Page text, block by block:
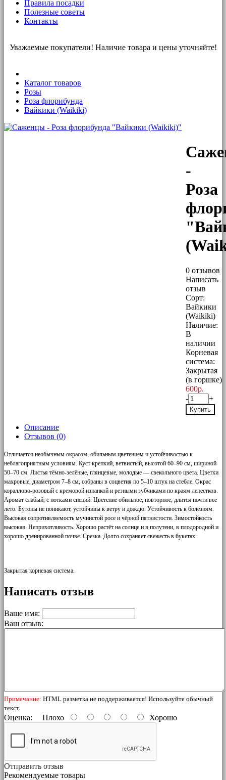
Правила посадки
Полезные советы
Контакты
Уважаемые покупатели! Наличие товара и цены уточняйте!
Каталог товаров
Розы
Роза флорибунда
Вайкики (Waikiki)
-
Роза
0 отзывов
Написать
отзыв
Сорт:
Вайкики
(Waikiki)
Наличие:
В
наличии
Корневая
система:
Закрытая
(в горшке)
600р.
-
+
Купить
Описание
Отзывов (0)
Отличается необычным окрасом, обильным цветением и устойчивостью к
неблагоприятным условиям. Куст крепкий, ветвистый, высотой 60–90 см, шириной
50–70 см. Листья тёмно-зелёные, глянцевые, молодые — свекольного цвета. Цветки
махровые, диаметром 7–8 см, собраны в соцветия по 5–10 штук на стебле. Окрас
кораллово-розовый с кремовой изнанкой и резными зубчиками по краям лепестков.
Аромат слабый, с нотками специй. Цветение обильное, повторное, длится почти всё
лето. Бутоны не поникают, устойчивы к ветру и дождю. Устойчивость к болезням.
Высокая сопротивляемость мучнистой росе и чёрной пятнистости. Зимостойкость
высокая. Неприхотливость. Хорошо растёт на солнце и в полутени, в плодородной и
хорошо дренированной почве. Срезка. Долго сохраняет свежесть в букетах.
Закрытая корневая система.
Написать отзыв
Ваше имя:
Ваш отзыв:
Примечание: HTML разметка не поддерживается! Используйте обычный
текст.
Оценка: Плохо Хорошо
Отправить отзыв
Рекомендуемые товары